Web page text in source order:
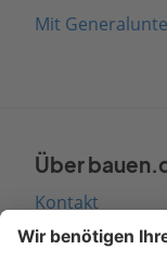
Mit
Über
Kontakt
Seitenaufbau